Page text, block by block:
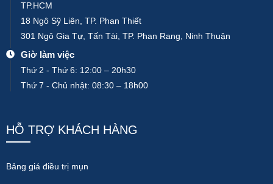
TP.HCM
18 Ngô Sỹ Liên, TP. Phan Thiết
301 Ngô Gia Tự, Tấn Tài, TP. Phan Rang, Ninh Thuận
Giờ làm việc
Thứ 2 - Thứ 6: 12:00 – 20h30
Thứ 7 - Chủ nhật: 08:30 – 18h00
HỖ TRỢ KHÁCH HÀNG
Bảng giá điều trị mụn